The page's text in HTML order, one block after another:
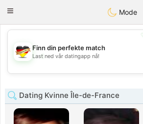
Deutsch Dating
Toggle
Mode
💖
💕
Finn din perfekte match
Last ned vår datingapp nå!
Dating Kvinne Île-de-France